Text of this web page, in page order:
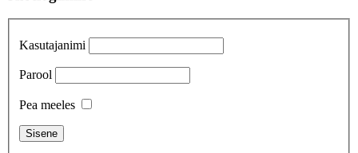
Kasutajanimi
Parool
Pea meeles